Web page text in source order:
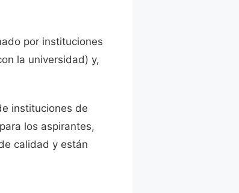
por instituciones
la universidad) y,
instituciones de
los aspirantes,
calidad y están